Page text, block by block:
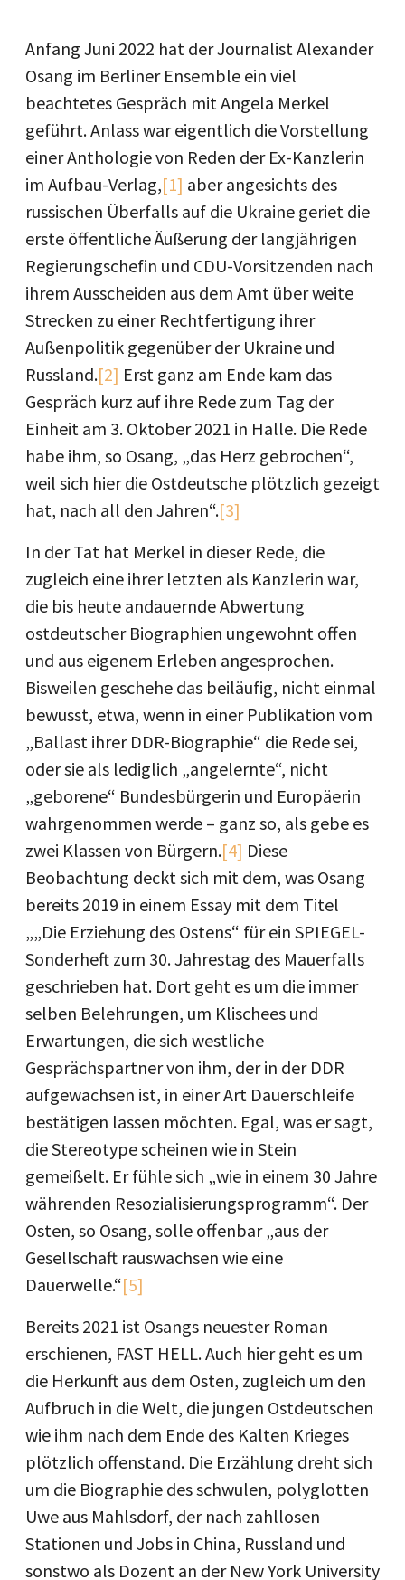
Anfang Juni 2022 hat der Journalist Alexander
Osang im Berliner Ensemble ein viel
beachtetes Gespräch mit Angela Merkel
geführt. Anlass war eigentlich die Vorstellung
einer Anthologie von Reden der Ex-Kanzlerin
im Aufbau-Verlag,[1] aber angesichts des
russischen Überfalls auf die Ukraine geriet die
erste öffentliche Äußerung der langjährigen
Regierungschefin und CDU-Vorsitzenden nach
ihrem Ausscheiden aus dem Amt über weite
Strecken zu einer Rechtfertigung ihrer
Außenpolitik gegenüber der Ukraine und
Russland.[2] Erst ganz am Ende kam das
Gespräch kurz auf ihre Rede zum Tag der
Einheit am 3. Oktober 2021 in Halle. Die Rede
habe ihm, so Osang, „das Herz gebrochen“,
weil sich hier die Ostdeutsche plötzlich gezeigt
hat, nach all den Jahren“.[3]
In der Tat hat Merkel in dieser Rede, die
zugleich eine ihrer letzten als Kanzlerin war,
die bis heute andauernde Abwertung
ostdeutscher Biographien ungewohnt offen
und aus eigenem Erleben angesprochen.
Bisweilen geschehe das beiläufig, nicht einmal
bewusst, etwa, wenn in einer Publikation vom
„Ballast ihrer DDR-Biographie“ die Rede sei,
oder sie als lediglich „angelernte“, nicht
„geborene“ Bundesbürgerin und Europäerin
wahrgenommen werde – ganz so, als gebe es
zwei Klassen von Bürgern.[4] Diese
Beobachtung deckt sich mit dem, was Osang
bereits 2019 in einem Essay mit dem Titel
„„Die Erziehung des Ostens“ für ein SPIEGEL-
Sonderheft zum 30. Jahrestag des Mauerfalls
geschrieben hat. Dort geht es um die immer
selben Belehrungen, um Klischees und
Erwartungen, die sich westliche
Gesprächspartner von ihm, der in der DDR
aufgewachsen ist, in einer Art Dauerschleife
bestätigen lassen möchten. Egal, was er sagt,
die Stereotype scheinen wie in Stein
gemeißelt. Er fühle sich „wie in einem 30 Jahre
währenden Resozialisierungsprogramm“. Der
Osten, so Osang, solle offenbar „aus der
Gesellschaft rauswachsen wie eine
Dauerwelle.“[5]
Bereits 2021 ist Osangs neuester Roman
erschienen, FAST HELL. Auch hier geht es um
die Herkunft aus dem Osten, zugleich um den
Aufbruch in die Welt, die jungen Ostdeutschen
wie ihm nach dem Ende des Kalten Krieges
plötzlich offenstand. Die Erzählung dreht sich
um die Biographie des schwulen, polyglotten
Uwe aus Mahlsdorf, der nach zahllosen
Stationen und Jobs in China, Russland und
sonstwo als Dozent an der New York University